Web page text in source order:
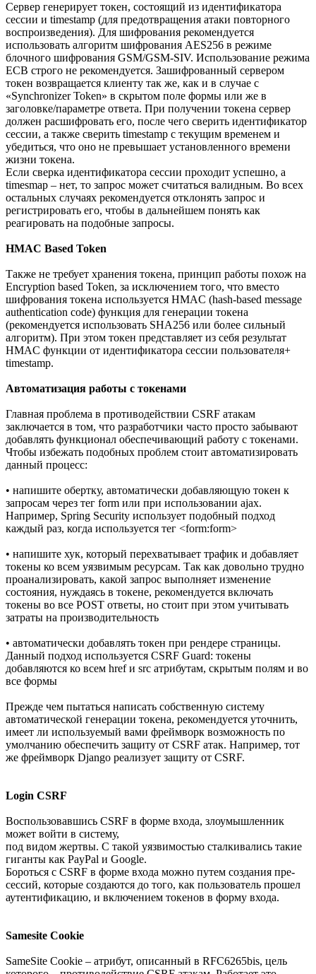
Сервер генерирует токен, состоящий из идентификатора
сессии и timestamp (для предотвращения атаки повторного
воспроизведения). Для шифрования рекомендуется
использовать алгоритм шифрования AES256 в режиме
блочного шифрования GSM/GSM-SIV. Использование режима
ECB строго не рекомендуется. Зашифрованный сервером
токен возвращается клиенту так же, как и в случае с
«Synchronizer Token» в скрытом поле формы или же в
заголовке/параметре ответа. При получении токена сервер
должен расшифровать его, после чего сверить идентификатор
сессии, а также сверить timestamp с текущим временем и
убедиться, что оно не превышает установленного времени
жизни токена.
Если сверка идентификатора сессии проходит успешно, а
timesmap – нет, то запрос может считаться валидным. Во всех
остальных случаях рекомендуется отклонять запрос и
регистрировать его, чтобы в дальнейшем понять как
реагировать на подобные запросы.
HMAC Based Token
Также не требует хранения токена, принцип работы похож на
Encryption based Token, за исключением того, что вместо
шифрования токена используется HMAC (hash-based message
authentication code) функция для генерации токена
(рекомендуется использовать SHA256 или более сильный
алгоритм). При этом токен представляет из себя результат
HMAC функции от идентификатора сессии пользователя+
timestamp.
Автоматизация работы с токенами
Главная проблема в противодействии CSRF атакам
заключается в том, что разработчики часто просто забывают
добавлять функционал обеспечивающий работу с токенами.
Чтобы избежать подобных проблем стоит автоматизировать
данный процесс:
• напишите обертку, автоматически добавляющую токен к
запросам через тег form или при использовании ajax.
Например, Spring Security использует подобный подход
каждый раз, когда используется тег <form:form>
• напишите хук, который перехватывает трафик и добавляет
токены ко всем уязвимым ресурсам. Так как довольно трудно
проанализировать, какой запрос выполняет изменение
состояния, нуждаясь в токене, рекомендуется включать
токены во все POST ответы, но стоит при этом учитывать
затраты на производительность
• автоматически добавлять токен при рендере страницы.
Данный подход используется CSRF Guard: токены
добавляются ко всем href и src атрибутам, скрытым полям и во
все формы
Прежде чем пытаться написать собственную систему
автоматической генерации токена, рекомендуется уточнить,
имеет ли используемый вами фреймворк возможность по
умолчанию обеспечить защиту от CSRF атак. Например, тот
же фреймворк Django реализует защиту от CSRF.
Login CSRF
Воспользовавшись CSRF в форме входа, злоумышленник
может войти в систему,
под видом жертвы. С такой уязвимостью сталкивались такие
гиганты как PayPal и Google.
Бороться с CSRF в форме входа можно путем создания пре-
сессий, которые создаются до того, как пользователь прошел
аутентификацию, и включением токенов в форму входа.
Samesite Cookie
SameSite Cookie – атрибут, описанный в RFC6265bis, цель